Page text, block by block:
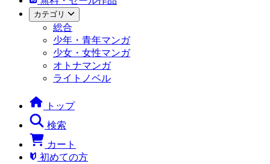
カテゴリ
総合
少年・青年マンガ
少女・女性マンガ
オトナマンガ
ライトノベル
トップ
検索
カート
初めての方